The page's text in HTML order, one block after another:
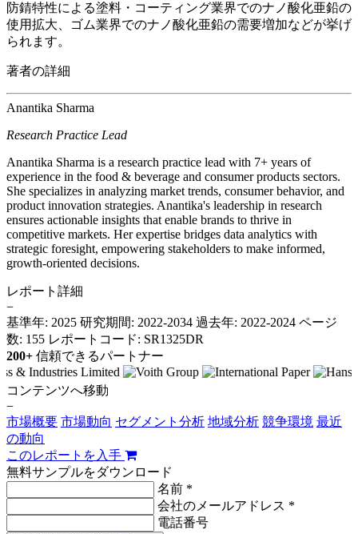
防錆特性による塗料・コーティング業界でのナノ酸化亜鉛の
使用拡大、ゴム業界でのナノ酸化亜鉛の需要増加などが挙げ
られます。
著者の詳細
Anantika Sharma
Research Practice Lead
Anantika Sharma is a research practice lead with 7+ years of
experience in the food & beverage and consumer products sectors.
She specializes in analyzing market trends, consumer behavior, and
product innovation strategies. Anantika's leadership in research
ensures actionable insights that enable brands to thrive in
competitive markets. Her expertise bridges data analytics with
strategic foresight, empowering stakeholders to make informed,
growth-oriented decisions.
レポート詳細
−
基準年: 2025 研究期間: 2022-2034 過去年: 2022-2024 ページ
数: 155 レポートコード: SR1325DR
200+ 信頼できるパートナー
コンテンツへ移動
−
市場概要 市場動向 セグメント分析 地域分析 競争環境 最近
の動向
このレポートを入手
無料サンプルをダウンロード
名前 *
会社のメールアドレス *
電話番号